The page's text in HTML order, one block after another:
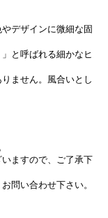
デザインに微細な固
と呼ばれる細かなヒ
ません。風合いとし
ますので、ご了承下
問い合わせ下さい。